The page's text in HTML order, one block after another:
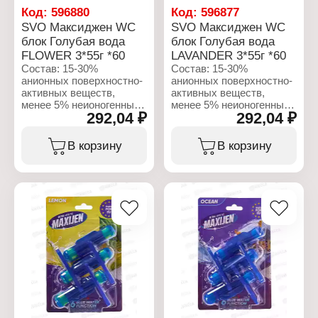
Вариация: смягчитель
для белья
Особенность:
парфюмированный
Название: Аромат розы
Объем: 1,44 л
Тип товара: Кондиционер
для белья
Вариация: смягчитель
для белья
Особенность:
парфюмированный
Название:
Романтическая роза
Объем: 1,44 л
Код: 596880
SVO Максиджен WC
блок Голубая вода
FLOWER 3*55г *60
Состав: 15-30%
анионных поверхностно-
активных веществ,
менее 5% неионогенных
поверхностно-активных
веществ, отдушка,
бензилсалицилат,
цитронеллол,
Характеристики:
Бренд: Maxijen
Тип товара: Блок для
унитаза
Аромат: FLOWER
Форма выпуска: подвес
на унитаз
Эффект: 4 в 1
Количество в упаковке: 3
292,04 ₽
В корзину
Код:596877
SVO Максиджен WC
блок Голубая вода
LAVANDER 3*55г *60
Состав: 15-30%
анионных поверхностно-
активных веществ,
менее 5% неионогенных
поверхностно-активных
веществ, отдушка,
бензилсалицилат,
цитронеллол,
Характеристики:
Бренд: Maxijen
Тип товара: Блок для
унитаза
Аромат: LAVANDER
Форма выпуска: подвес
на унитаз
Эффект: 4 в 1
Количество в упаковке: 3
292,04 ₽
В корзину